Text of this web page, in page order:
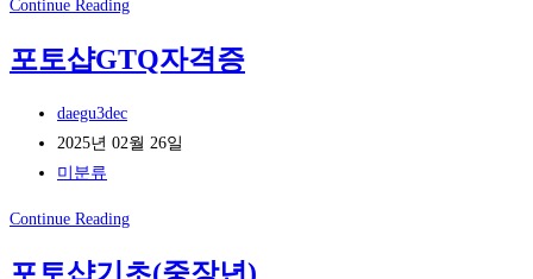
장
날
Continue ReadingAI
픈
디
인
무
포토샵GTQ자격증
Post
author:
daegu3dec
Post
published:
2025년 02월 26일
Post
미분류
Continue Reading포
포토샵기초(중장년)